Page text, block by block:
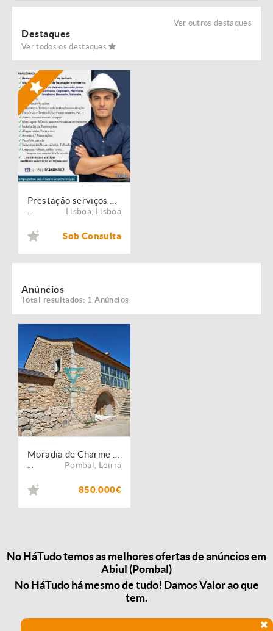
Ver outros destaques
Destaques
Ver todos os destaques
Lisboa Lisboa
Sob Consulta
Anúncios
Total resultados: 1 Anúncios
Pombal Leiria
850.000€
No HáTudo temos as melhores ofertas de anúncios em
Abiul (Pombal)
No HáTudo há mesmo de tudo! Damos Valor ao que
tem.